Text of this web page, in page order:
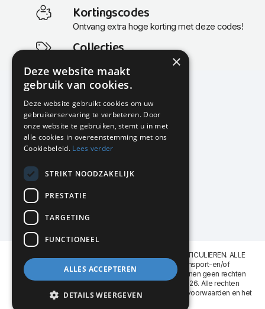
Kortingscodes
Ontvang extra hoge korting met deze codes!
Collecties
Actuele en populaire collecties
KMP Kantoormeubilair
Airport Business Park
Frankfurtstraat 29-31
1175 RH Lijnden
020-617 01 26
info@kmpkantoormeubilair.nl
Facebook
Instagram
KMP Kantoormeubilair levert aan BEDRIJVEN en PARTICULIEREN. ALLE
GENOEMDE PRIJZEN ZIJN EXCL. 21% B.T.W. Transport-en/of
Montagekosten op aanvraag. Aan deze website kunnen geen rechten
worden ontleend. KMP Kantoormeubilair VOF © 2026. Alle rechten
voorbehouden. Lees voor gebruik graag de
leveringsvoorwaarden en het
×
Deze website maakt
gebruik van cookies.
Deze website gebruikt cookies om uw
gebruikerservaring te verbeteren. Door
onze website te gebruiken, stemt u in met
alle cookies in overeenstemming met ons
Cookiebeleid. Lees verder
STRIKT NOODZAKELIJK
PRESTATIE
TARGETING
FUNCTIONEEL
ALLES ACCEPTEREN
DETAILS WEERGEVEN